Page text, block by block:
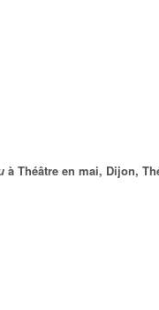
à Théâtre en mai, Dijon,